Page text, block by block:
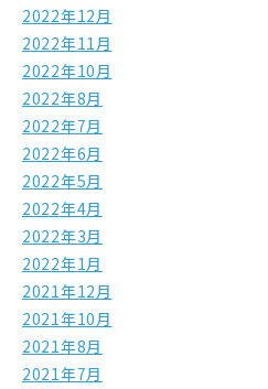
2022年12月
2022年11月
2022年10月
2022年8月
2022年7月
2022年6月
2022年5月
2022年4月
2022年3月
2022年1月
2021年12月
2021年10月
2021年8月
2021年7月